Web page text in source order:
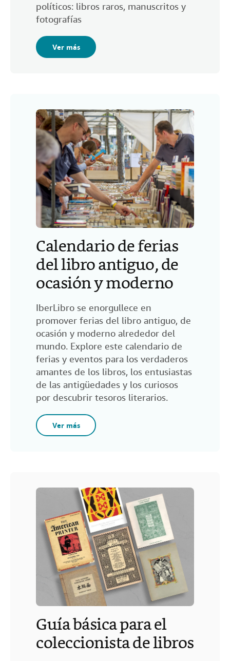
políticos: libros raros, manuscritos y
fotografías
Ver más
Calendario de ferias
del libro antiguo, de
ocasión y moderno
IberLibro se enorgullece en
promover ferias del libro antiguo, de
ocasión y moderno alrededor del
mundo. Explore este calendario de
ferias y eventos para los verdaderos
amantes de los libros, los entusiastas
de las antigüedades y los curiosos
por descubrir tesoros literarios.
Ver más
Guía básica para el
coleccionista de libros